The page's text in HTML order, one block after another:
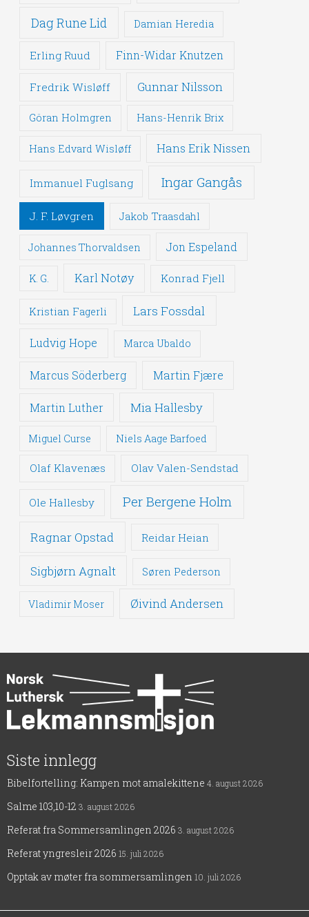
Dag Rune Lid Damian Heredia
Erling Ruud Finn-Widar Knutzen
Fredrik Wisløff Gunnar Nilsson
Göran Holmgren Hans-Henrik Brix
Hans Edvard Wisløff Hans Erik Nissen
Immanuel Fuglsang Ingar Gangås
J. F. Løvgren Jakob Traasdahl
Johannes Thorvaldsen Jon Espeland
K. G. Karl Notøy Konrad Fjell
Kristian Fagerli Lars Fossdal
Ludvig Hope Marca Ubaldo
Marcus Söderberg Martin Fjære
Martin Luther Mia Hallesby
Miguel Curse Niels Aage Barfoed
Olaf Klavenæs Olav Valen-Sendstad
Ole Hallesby Per Bergene Holm
Ragnar Opstad Reidar Heian
Sigbjørn Agnalt Søren Pederson
Vladimir Moser Øivind Andersen
Siste innlegg
Bibelfortelling: Kampen mot amalekittene 4. august 2026
Salme 103,10-12 3. august 2026
Referat fra Sommersamlingen 2026 3. august 2026
Referat yngresleir 2026 15. juli 2026
Opptak av møter fra sommersamlingen 10. juli 2026